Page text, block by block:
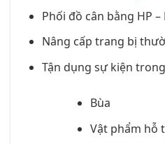
Phối đồ cân bằng HP –
Nâng cấp trang bị
Tận dụng sự kiện
Bùa
Vật phẩm hỗ